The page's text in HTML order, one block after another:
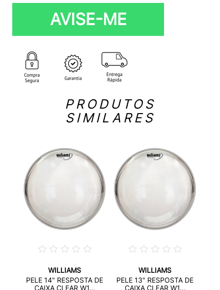
AVISE-ME
PRODUTOS
SIMILARES
WILLIAMS
PELE 14" RESPOSTA DE
CAIXA CLEAR W1...
WILLIAMS
PELE 13" RESPOSTA DE
CAIXA CLEAR W1...